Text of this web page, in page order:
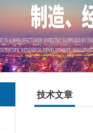
技术文章